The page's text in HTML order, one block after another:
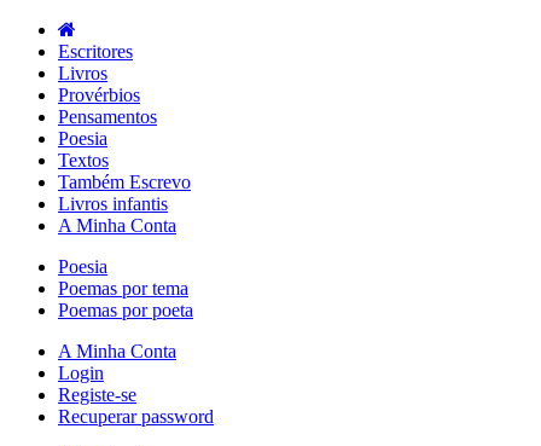
Escritores
Livros
Provérbios
Pensamentos
Poesia
Textos
Também Escrevo
Livros infantis
A Minha Conta
Poesia
Poemas por tema
Poemas por poeta
A Minha Conta
Login
Registe-se
Recuperar password